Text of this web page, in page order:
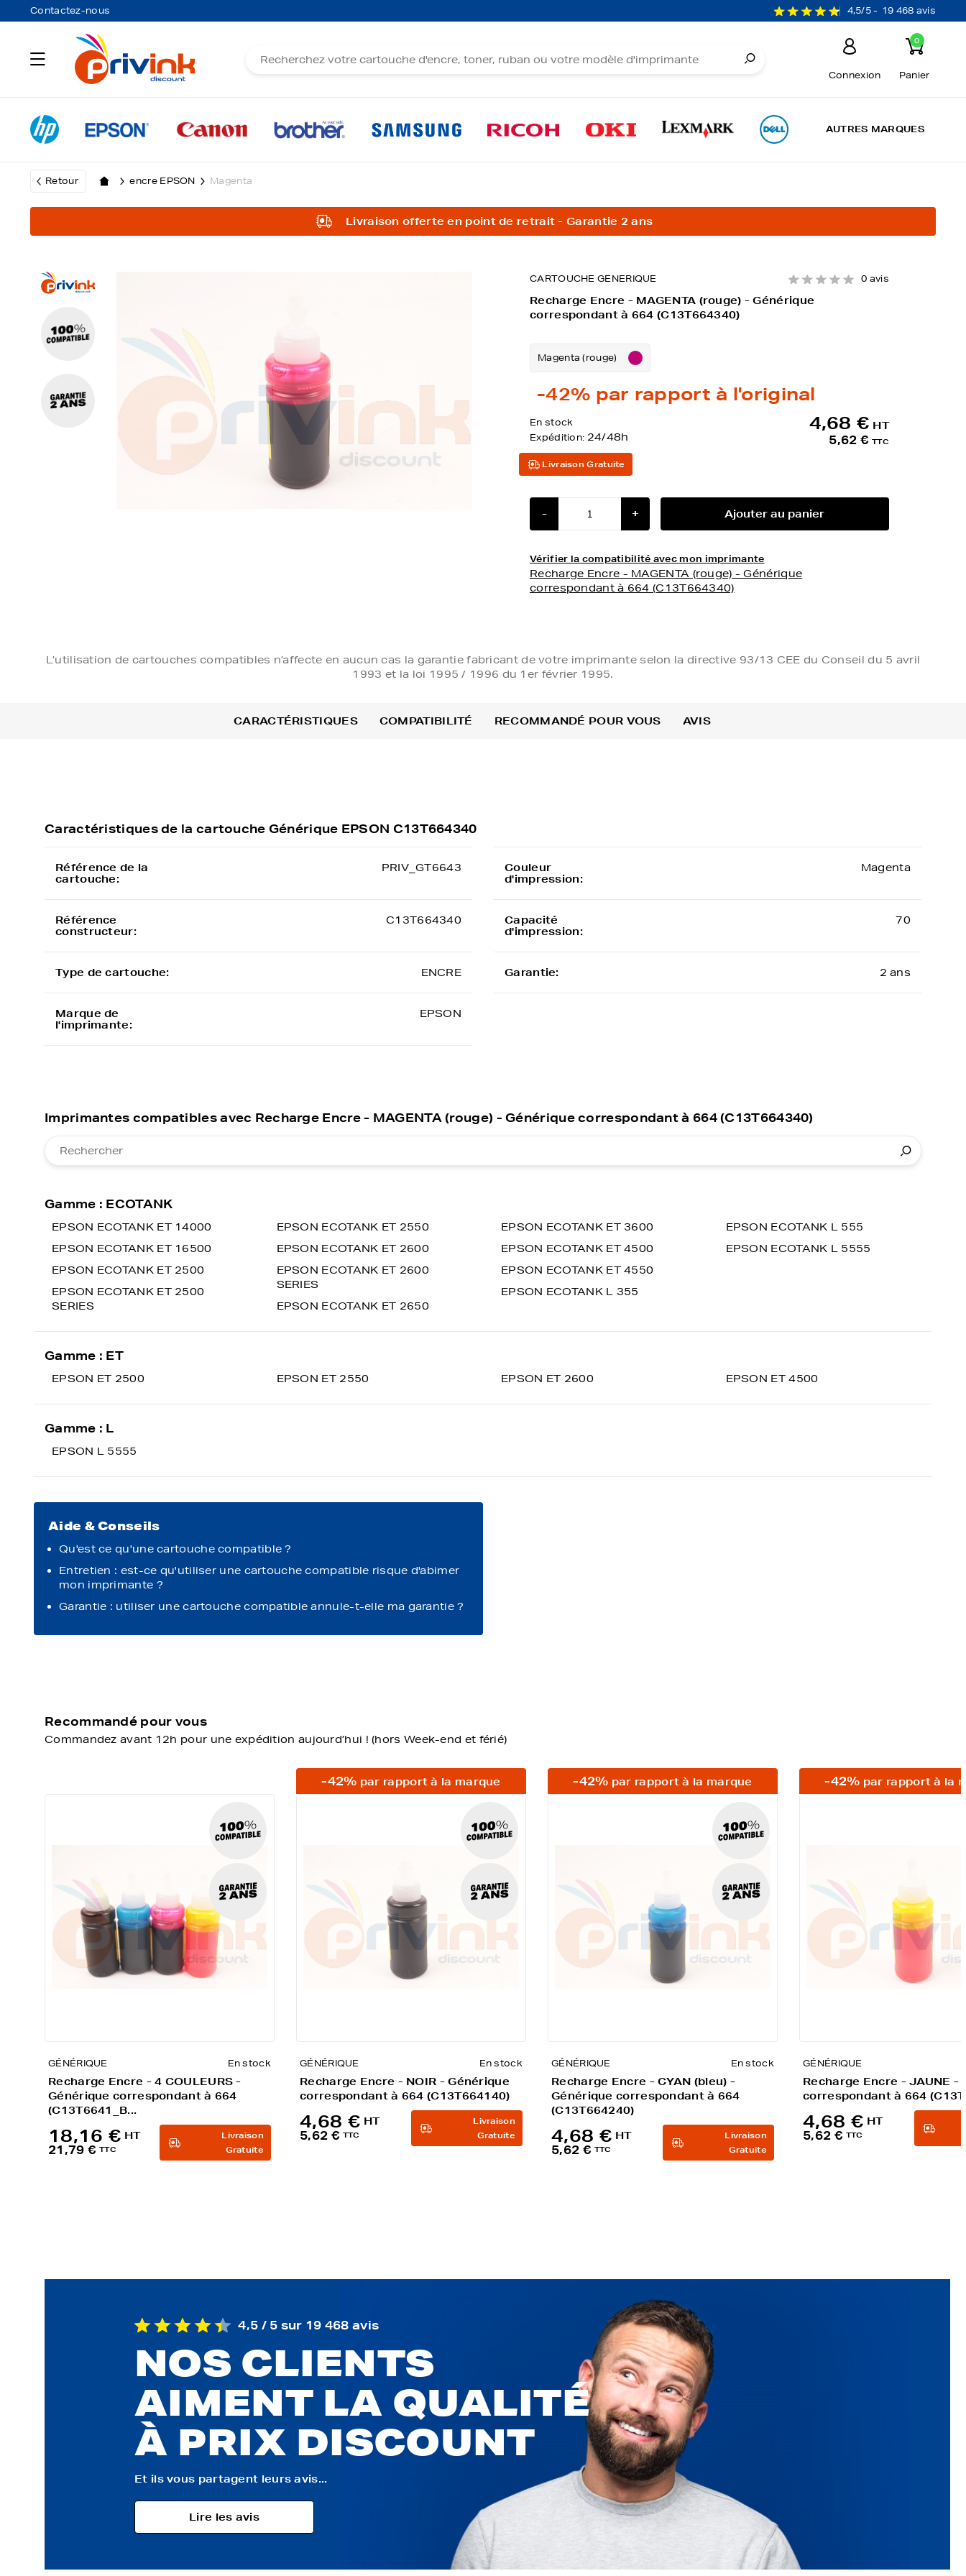
Contactez-nous 4,5/5 - 19 468 avis
Connexion
0
Panier
AUTRES MARQUES
Retour encre EPSON Magenta
Livraison offerte en point de retrait - Garantie 2 ans
CARTOUCHE GENERIQUE 0 avis
Recharge Encre - MAGENTA (rouge) - Générique
correspondant à 664 (C13T664340)
Magenta (rouge)
-42% par rapport à l'original
En stock
Expédition: 24/48h
4,68 € HT
5,62 € TTC
Livraison Gratuite
- + Ajouter au panier
Vérifier la compatibilité avec mon imprimante
Recharge Encre - MAGENTA (rouge) - Générique
correspondant à 664 (C13T664340)
L’utilisation de cartouches compatibles n’affecte en aucun cas la garantie fabricant de votre imprimante selon la directive 93/13 CEE du Conseil du 5 avril
1993 et la loi 1995 / 1996 du 1er février 1995.
CARACTÉRISTIQUES COMPATIBILITÉ RECOMMANDÉ POUR VOUS AVIS
Caractéristiques de la cartouche Générique EPSON C13T664340
Référence de la
cartouche:
PRIV_GT6643
Référence
constructeur:
C13T664340
Type de cartouche: ENCRE
Marque de
l'imprimante:
EPSON
Couleur
d'impression:
Magenta
Capacité
d'impression:
70
Garantie: 2 ans
Imprimantes compatibles avec Recharge Encre - MAGENTA (rouge) - Générique correspondant à 664 (C13T664340)
Gamme : ECOTANK
EPSON ECOTANK ET 14000
EPSON ECOTANK ET 16500
EPSON ECOTANK ET 2500
EPSON ECOTANK ET 2500
SERIES
EPSON ECOTANK ET 2550
EPSON ECOTANK ET 2600
EPSON ECOTANK ET 2600
SERIES
EPSON ECOTANK ET 2650
EPSON ECOTANK ET 3600
EPSON ECOTANK ET 4500
EPSON ECOTANK ET 4550
EPSON ECOTANK L 355
EPSON ECOTANK L 555
EPSON ECOTANK L 5555
Gamme : ET
EPSON ET 2500 EPSON ET 2550 EPSON ET 2600 EPSON ET 4500
Gamme : L
EPSON L 5555
Aide & Conseils
Qu'est ce qu'une cartouche compatible ?
Entretien : est-ce qu'utiliser une cartouche compatible risque d'abimer
mon imprimante ?
Garantie : utiliser une cartouche compatible annule-t-elle ma garantie ?
Recommandé pour vous
Commandez avant 12h pour une expédition aujourd’hui ! (hors Week-end et férié)
GÉNÉRIQUE En stock
Recharge Encre - 4 COULEURS -
Générique correspondant à 664
(C13T6641_B...
18,16 € HT
21,79 € TTC
Livraison
Gratuite
-42% par rapport à la marque
GÉNÉRIQUE En stock
Recharge Encre - NOIR - Générique
correspondant à 664 (C13T664140)
4,68 € HT
5,62 € TTC
Livraison
Gratuite
-42% par rapport à la marque
GÉNÉRIQUE En stock
Recharge Encre - CYAN (bleu) -
Générique correspondant à 664
(C13T664240)
4,68 € HT
5,62 € TTC
Livraison
Gratuite
-42% par rapport à la
GÉNÉRIQUE
Recharge Encre - JAUNE -
correspondant à 664
4,68 € HT
5,62 € TTC
4,5 / 5 sur 19 468 avis
NOS CLIENTS
AIMENT LA QUALITÉ
À PRIX DISCOUNT
Et ils vous partagent leurs avis...
Lire les avis